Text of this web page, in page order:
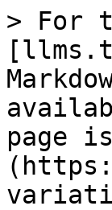
> For
page